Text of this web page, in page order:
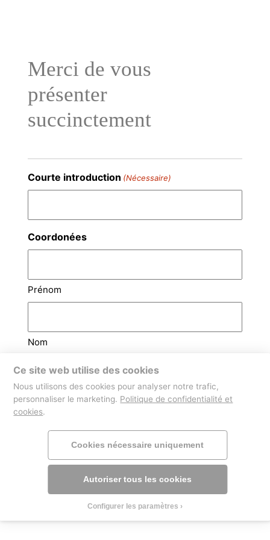
Merci de vous
présenter
succinctement
Courte introduction (Nécessaire)
Coordonées
Prénom
Nom
Email (Nécessaire)
Téléphone
Ce site web utilise des cookies
Nous utilisons des cookies pour analyser notre trafic,
personnaliser le marketing. Politique de confidentialité et
cookies.
Cookies nécessaire uniquement
Autoriser tous les cookies
Configurer les paramètres